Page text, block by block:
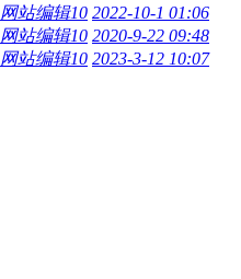
网站编辑10 2022-10-1 01:06
网站编辑10 2020-9-22 09:48
网站编辑10 2023-3-12 10:07